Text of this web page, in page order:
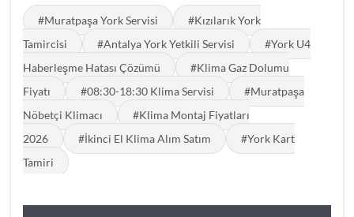
#Muratpaşa York Servisi
#Kızılarık York
Tamircisi
#Antalya York Yetkili Servisi
#York U4
Haberleşme Hatası Çözümü
#Klima Gaz Dolumu
Fiyatı
#08:30-18:30 Klima Servisi
#Muratpaşa
Nöbetçi Klimacı
#Klima Montaj Fiyatları
2026
#İkinci El Klima Alım Satım
#York Kart
Tamiri